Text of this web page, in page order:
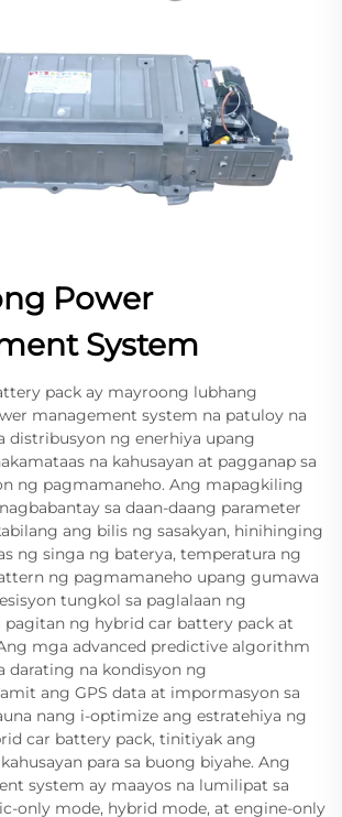
Power
System
pack ay mayroong lubhang
management system na patuloy na
distribusyon ng enerhiya upang
na kahusayan at pagganap sa
ng pagmamaneho. Ang mapagkiling
sa daan-daang parameter
ang bilis ng sasakyan, hinihinging
ng singa ng baterya, temperatura ng
ng pagmamaneho upang gumawa
tungkol sa paglalaan ng
pagitan ng hybrid car battery pack at
mga advanced predictive algorithm
darating na kondisyon ng
ang GPS data at impormasyon sa
nang i-optimize ang estratehiya ng
car battery pack, tinitiyak ang
para sa buong biyahe. Ang
system ay maayos na lumilipat sa
only mode, hybrid mode, at engine-only